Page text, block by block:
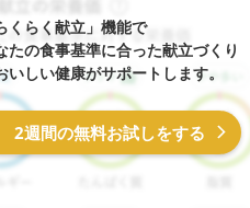
くらく献立」機能で
たの食事基準に合った献立づくり
いしい健康がサポートします。
2週間の無料お試しをする